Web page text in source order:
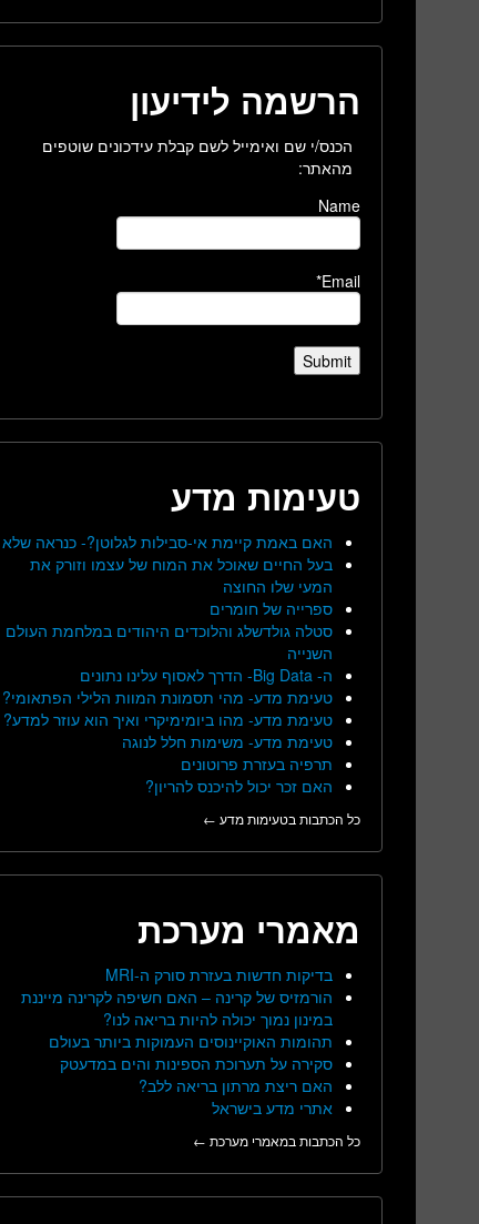
הרשמה לידיעון
הכנס/י שם ואימייל לשם קבלת עידכונים שוטפים
מהאתר:
Name
Email*
טעימות מדע
האם באמת קיימת אי-סבילות לגלוטן?- כנראה שלא
בעל החיים שאוכל את המוח של עצמו וזורק את
המעי שלו החוצה
ספרייה של חומרים
סטלה גולדשלג והלוכדים היהודים במלחמת העולם
השנייה
ה- Big Data- הדרך לאסוף עלינו נתונים
טעימת מדע- מהי תסמונת המוות הלילי הפתאומי?
טעימת מדע- מהו ביומימיקרי ואיך הוא עוזר למדע?
טעימת מדע- משימות חלל לנוגה
תרפיה בעזרת פרוטונים
האם זכר יכול להיכנס להריון?
כל הכתבות בטעימות מדע ←
מאמרי מערכת
בדיקות חדשות בעזרת סורק ה-MRI
הורמזיס של קרינה – האם חשיפה לקרינה מייננת
במינון נמוך יכולה להיות בריאה לנו?
תהומות האוקיינוסים העמוקות ביותר בעולם
סקירה על תערוכת הספינות והים במדעטק
האם ריצת מרתון בריאה ללב?
אתרי מדע בישראל
כל הכתבות במאמרי מערכת ←